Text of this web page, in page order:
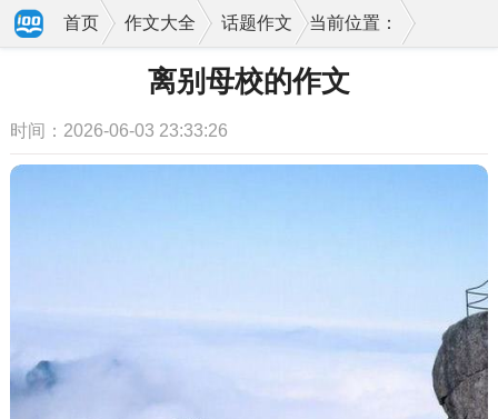
当前位置：
首页 作文大全 话题作文
离别母校的作文
时间：2026-06-03 23:33:26